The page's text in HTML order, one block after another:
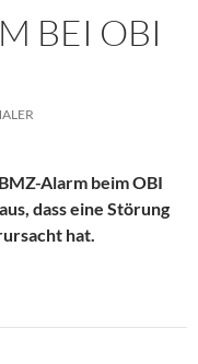
BEI OBI
Alarm beim OBI
dass eine Störung
hat.